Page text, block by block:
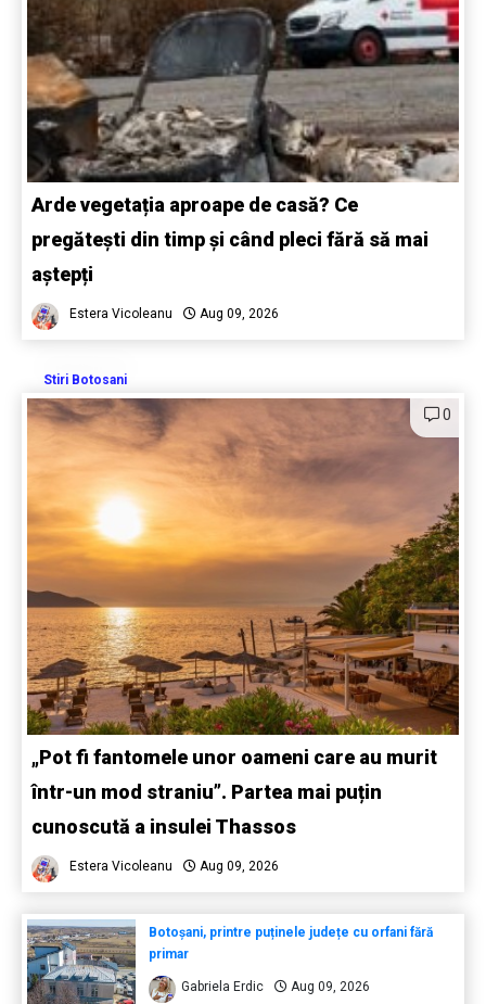
Arde vegetația aproape de casă? Ce
pregătești din timp și când pleci fără să mai
aștepți
Estera Vicoleanu Aug 09, 2026
Stiri Botosani
0
„Pot fi fantomele unor oameni care au murit
într-un mod straniu”. Partea mai puțin
cunoscută a insulei Thassos
Estera Vicoleanu Aug 09, 2026
Botoșani, printre puținele județe cu orfani fără
primar
Gabriela Erdic Aug 09, 2026